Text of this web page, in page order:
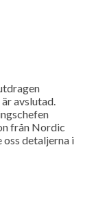
avslutad.
från Nordic
oss detaljerna i